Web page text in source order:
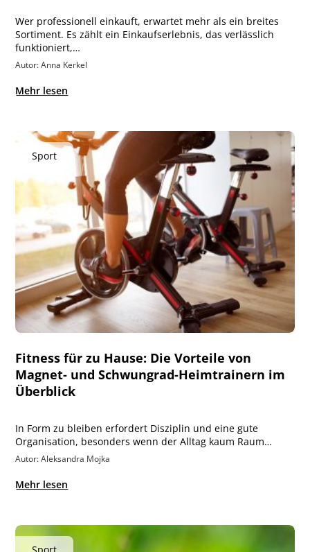
Wer professionell einkauft, erwartet mehr als ein breites
Sortiment. Es zählt ein Einkaufserlebnis, das verlässlich
funktioniert,…
Autor: Anna Kerkel
Mehr lesen
Sport
Fitness für zu Hause: Die Vorteile von
Magnet- und Schwungrad-Heimtrainern im
Überblick
In Form zu bleiben erfordert Disziplin und eine gute
Organisation, besonders wenn der Alltag kaum Raum…
Autor: Aleksandra Mojka
Mehr lesen